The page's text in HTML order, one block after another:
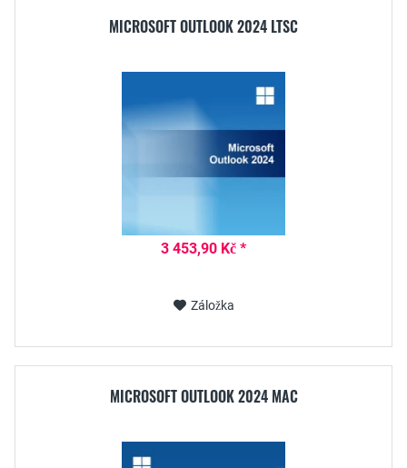
MICROSOFT OUTLOOK 2024 LTSC
3 453,90 Kč *
Záložka
MICROSOFT OUTLOOK 2024 MAC